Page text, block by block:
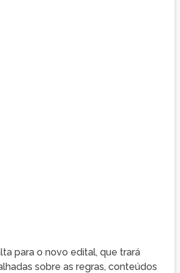
para o novo edital, que trará
sobre as regras, conteúdos